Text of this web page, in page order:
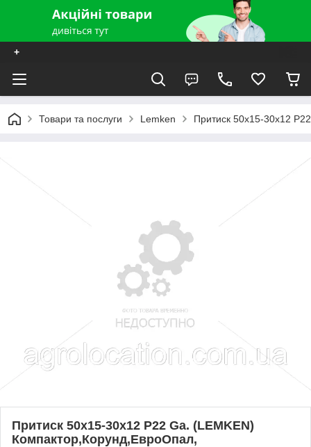
+
Товари та послуги Lemken Притиск 50x15-30x12
Притиск 50x15-30x12 P22 Ga. (LEMKEN)
Компактор,Корунд,ЕвроОпал,